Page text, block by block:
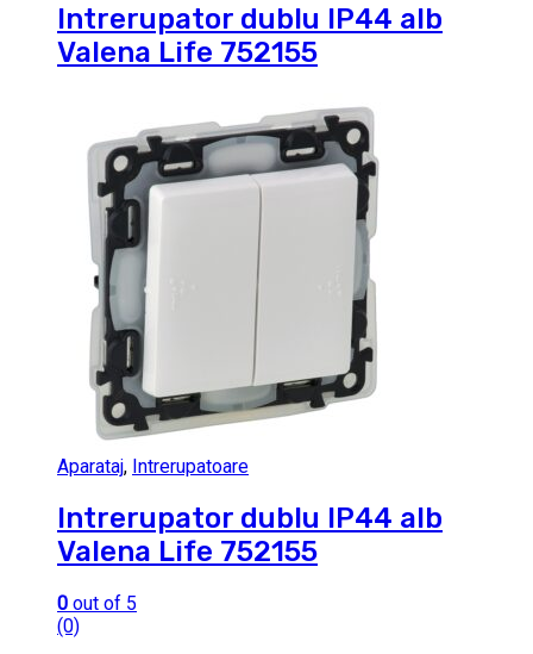
Intrerupator dublu IP44 alb
Valena Life 752155
Aparataj, Intrerupatoare
Intrerupator dublu IP44 alb
Valena Life 752155
0 out of 5
(0)